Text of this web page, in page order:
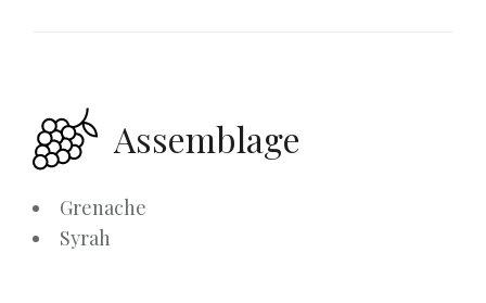
Assemblage
Grenache
Syrah